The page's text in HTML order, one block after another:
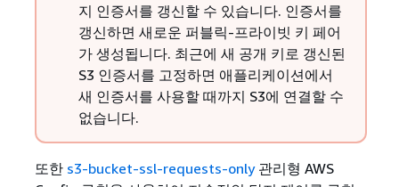
지 인증서를 갱신할 수 있습니다. 인증서를
갱신하면 새로운 퍼블릭-프라이빗 키 페어
가 생성됩니다. 최근에 새 공개 키로 갱신된
S3 인증서를 고정하면 애플리케이션에서
새 인증서를 사용할 때까지 S3에 연결할 수
없습니다.
또한 s3-bucket-ssl-requests-only관리형 AWS